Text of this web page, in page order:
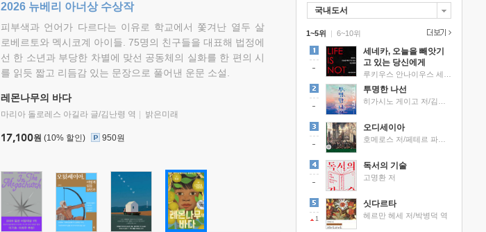
2026 뉴베리 아너상 수상작
피부색과 언어가 다르다는 이유로 학교에서 쫓겨난 열두 살
로베르토와 멕시코계 아이들. 75명의 친구들을 대표해 법정에
선 한 소년과 부당한 차별에 맞선 공동체의 실화를 한 편의 시
를 읽듯 짧고 리듬감 있는 문장으로 풀어낸 운문 소설.
레몬나무의 바다
마리아 돌로레스 아길라 글/김난령 역 밝은미래
17,100원 (10% 할인) 950원
국내도서
1~5위 |
세네카, 오늘을 빼앗기
고 있는 당신에게
투명한 나선
오디세이아
독서의 기술
고명환 저
1
싯다르타
헤르만 헤세 저/박병덕 역
6~10위